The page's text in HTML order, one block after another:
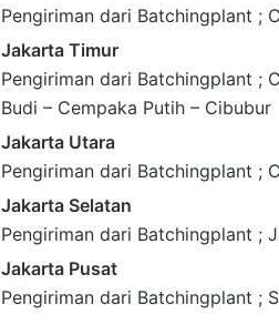
Pengiriman dari Batchingplant ;
Jakarta Timur
Pengiriman dari Batchingplant ;
Budi – Cempaka Putih – Cibubur
Jakarta Utara
Pengiriman dari Batchingplant ;
Jakarta Selatan
Pengiriman dari Batchingplant ;
Jakarta Pusat
Pengiriman dari Batchingplant ;